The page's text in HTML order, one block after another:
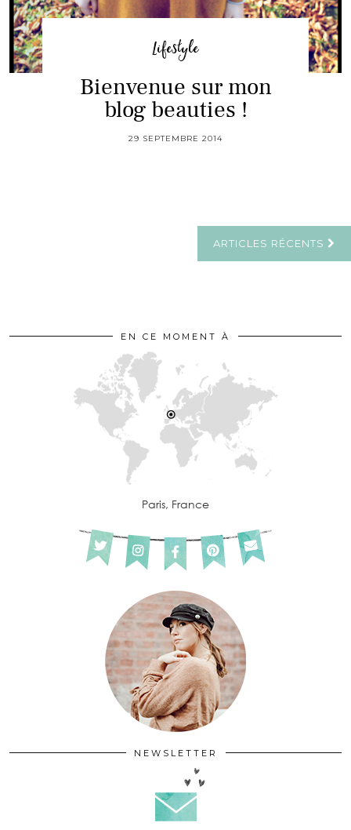
Lifestyle
Bienvenue sur mon
blog beauties !
29 SEPTEMBRE 2014
ARTICLES RÉCENTS
EN CE MOMENT À
Paris, France
NEWSLETTER